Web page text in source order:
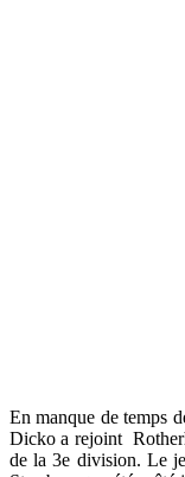
En manque de temps
Dicko a rejoint
de la 3e division. Le